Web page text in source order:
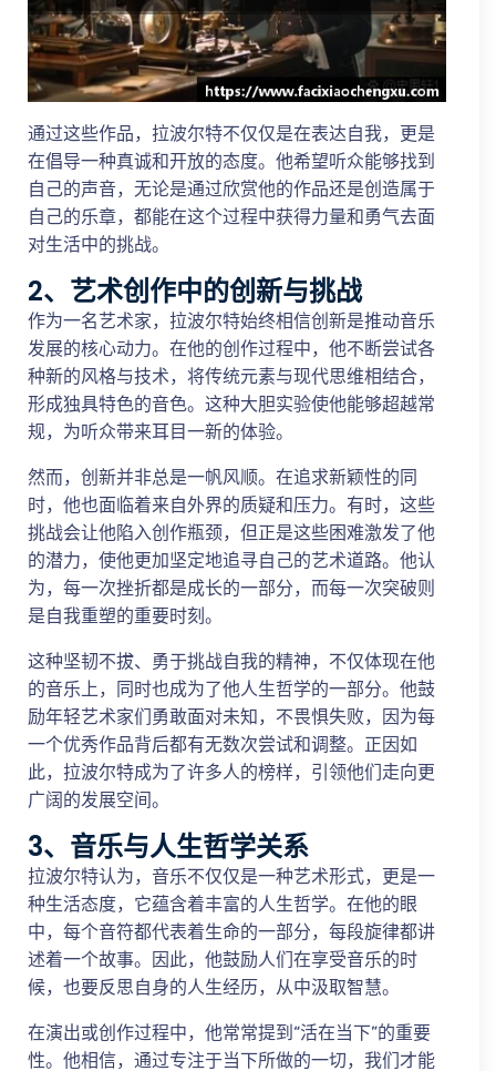
通过这些作品，拉波尔特不仅仅是在表达自我，更是
在倡导一种真诚和开放的态度。他希望听众能够找到
自己的声音，无论是通过欣赏他的作品还是创造属于
自己的乐章，都能在这个过程中获得力量和勇气去面
对生活中的挑战。
2、艺术创作中的创新与挑战
作为一名艺术家，拉波尔特始终相信创新是推动音乐
发展的核心动力。在他的创作过程中，他不断尝试各
种新的风格与技术，将传统元素与现代思维相结合，
形成独具特色的音色。这种大胆实验使他能够超越常
规，为听众带来耳目一新的体验。
然而，创新并非总是一帆风顺。在追求新颖性的同
时，他也面临着来自外界的质疑和压力。有时，这些
挑战会让他陷入创作瓶颈，但正是这些困难激发了他
的潜力，使他更加坚定地追寻自己的艺术道路。他认
为，每一次挫折都是成长的一部分，而每一次突破则
是自我重塑的重要时刻。
这种坚韧不拔、勇于挑战自我的精神，不仅体现在他
的音乐上，同时也成为了他人生哲学的一部分。他鼓
励年轻艺术家们勇敢面对未知，不畏惧失败，因为每
一个优秀作品背后都有无数次尝试和调整。正因如
此，拉波尔特成为了许多人的榜样，引领他们走向更
广阔的发展空间。
3、音乐与人生哲学关系
拉波尔特认为，音乐不仅仅是一种艺术形式，更是一
种生活态度，它蕴含着丰富的人生哲学。在他的眼
中，每个音符都代表着生命的一部分，每段旋律都讲
述着一个故事。因此，他鼓励人们在享受音乐的时
候，也要反思自身的人生经历，从中汲取智慧。
在演出或创作过程中，他常常提到“活在当下”的重要
性。他相信，通过专注于当下所做的一切，我们才能